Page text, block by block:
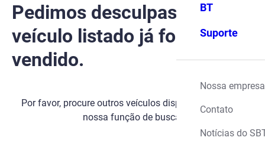
BT
Suporte
Nossa empresa
Contato
Notícias do
Pedimos desculpas, mas o
veículo listado já foi
vendido.
Por favor, procure outros veículos disponíveis usando
nossa função de busca.